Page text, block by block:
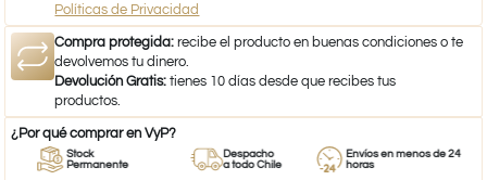
Políticas de Privacidad
Compra protegida: recibe el producto en buenas condiciones o te
devolvemos tu dinero.
Devolución Gratis: tienes 10 días desde que recibes tus
productos.
¿Por qué comprar en VyP?
Stock
Permanente
Despacho
a todo Chile
Envíos en menos de 24
horas